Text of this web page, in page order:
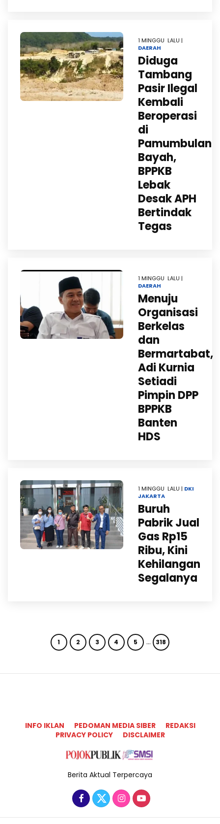
1 MINGGU LALU |
DAERAH
Diduga
Tambang
Pasir Ilegal
Kembali
Beroperasi
di
Pamumbulan
Bayah,
BPPKB
Lebak
Desak APH
Bertindak
Tegas
1 MINGGU LALU |
DAERAH
Menuju
Organisasi
Berkelas
dan
Bermartabat,
Adi Kurnia
Setiadi
Pimpin DPP
BPPKB
Banten
HDS
1 MINGGU LALU | DKI
JAKARTA
Buruh
Pabrik Jual
Gas Rp15
Ribu, Kini
Kehilangan
Segalanya
1 2 3 4 5 … 318
INFO IKLAN PEDOMAN MEDIA SIBER
REDAKSI
PRIVACY POLICY
DISCLAIMER
Berita Aktual Terpercaya